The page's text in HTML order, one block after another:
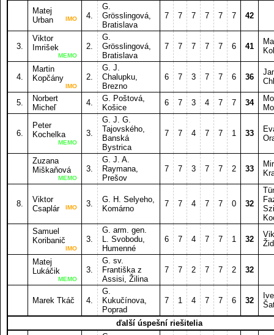
Matej
Urban
IMO 4.
G.
Grösslingová,
Bratislava
7 7 7 7 7 7 42
3.
Viktor
Imrišek
MEMO
2.
G.
Grösslingová,
Bratislava
7 7 7 7 7 6 41
4.
Martin
Kopčány
IMO
2.
G. J.
Chalupku,
Brezno
6 7 3 7 7 6 36
5.
Norbert
Micheľ
4.
G. Poštová,
Košice
6 7 3 4 7 7 34
6.
Peter
Kochelka
MEMO
3.
G. J. G.
Tajovského,
Banská
Bystrica
7 7 4 7 7 1 33
Zuzana
Miškaňová
MEMO
3.
G. J. A.
Raymana,
Prešov
7 7 3 7 7 2 33
8.
Viktor
Csaplár
IMO 3.
G. H. Selyeho,
Komárno
7 7 4 7 7 0 32
Samuel
Koribanič
IMO
3.
G. arm. gen.
L. Svobodu,
Humenné
6 7 4 7 7 1 32
Matej
Lukáčik
MEMO
3.
G. sv.
Františka z
Assisi, Žilina
7 7 2 7 7 2 32
Marek Tkáč 4.
G.
Kukučínova,
Poprad
7 1 4 7 7 6 32
ďalší úspešní riešitelia